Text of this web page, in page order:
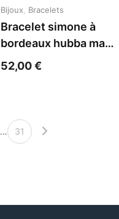
Bijoux Bracelets
Bracelet simone à
bordeaux hubba maxi
serti siesta acier
jaune
52,00€
… 31